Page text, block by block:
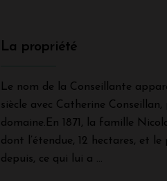
La propriété
Le nom de la Conseillante
siècle avec Catherine
domaine. En 1871, la famille
dont l’étendue, 12 hectares, et
depuis, ce qui lui a ...